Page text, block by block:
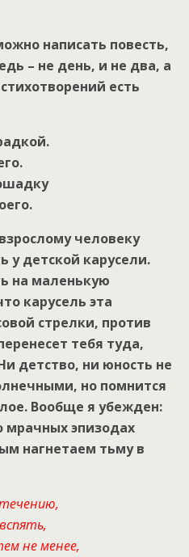
написать повесть,
– не день, и не два, а
есть
человеку
у детской карусели.
на маленькую
карусель эта
стрелки, против
тебя туда,
детство, ни юность не
но помнится
Вообще я убежден:
мрачных эпизодах
нагнетаем тьму в
течению,
не менее,